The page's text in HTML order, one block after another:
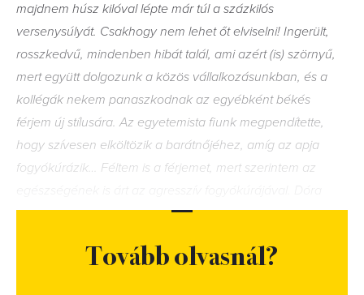
majdnem húsz kilóval lépte már túl a százkilós
versenysúlyát. Csakhogy nem lehet őt elviselni! Ingerült,
rosszkedvű, mindenben hibát talál, ami azért (is) szörnyű,
mert együtt dolgozunk a közös vállalkozásunkban, és a
kollégák nekem panaszkodnak az egyébként békés
férjem új stílusára. Az egyetemista fiunk megpendítette,
hogy szívesen elköltözik a barátnőjéhez, amíg az apja
fogyókúrázik… Féltem is a férjemet, mert szerintem az
Tovább olvasnál?